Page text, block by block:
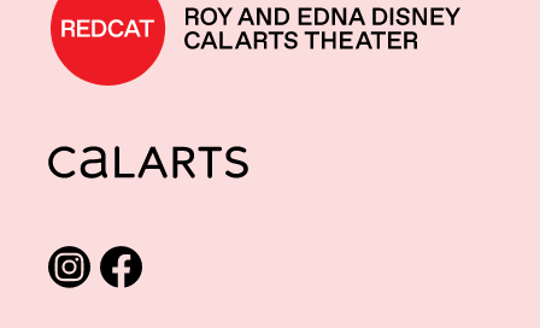
CalArts
Social media links